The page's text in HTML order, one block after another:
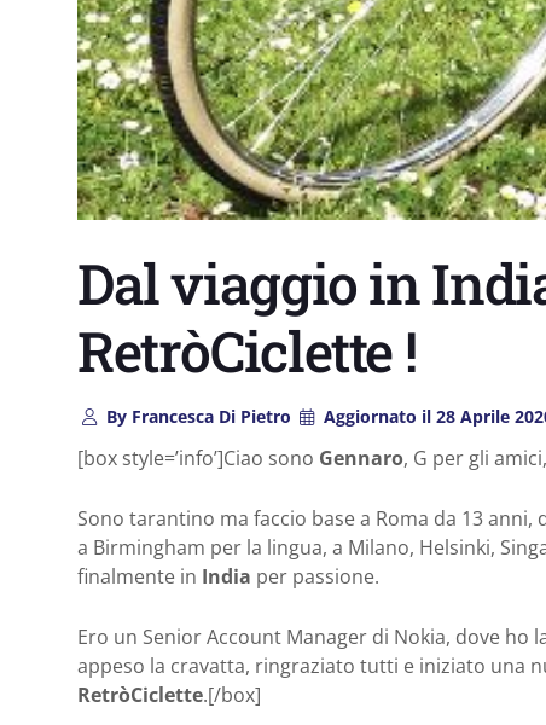
Dal viaggio in
RetròCiclette !
ByFrancesca Di Pietro Aggiornato il 28 Aprile
[box style=’info’]Ciao sono Gennaro, G per gli
Sono tarantino ma faccio base a Roma da 13
a Birmingham per la lingua, a Milano, Helsinki,
finalmente in India per passione.
Ero un Senior Account Manager di Nokia, dove ho
appeso la cravatta, ringraziato tutti e iniziato una
RetròCiclette.[/box]